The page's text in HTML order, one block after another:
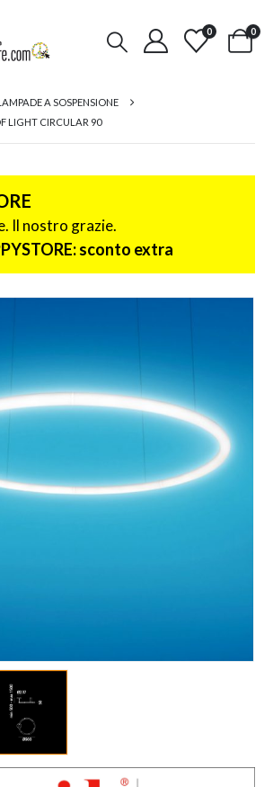
0 0
A SOSPENSIONE
LIGHT CIRCULAR 90
Il nostro grazie.
sconto extra